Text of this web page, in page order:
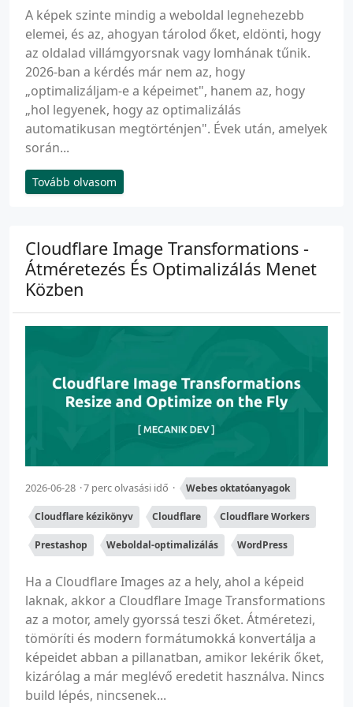
A képek szinte mindig a weboldal legnehezebb
elemei, és az, ahogyan tárolod őket, eldönti, hogy
az oldalad villámgyorsnak vagy lomhának tűnik.
2026-ban a kérdés már nem az, hogy
„optimalizáljam-e a képeimet", hanem az, hogy
„hol legyenek, hogy az optimalizálás
automatikusan megtörténjen". Évek után, amelyek
során...
Tovább olvasom
Cloudflare Image Transformations -
Átméretezés És Optimalizálás Menet
Közben
2026-06-28 7 perc olvasási idő Webes oktatóanyagok
Cloudflare kézikönyv Cloudflare Cloudflare Workers
Prestashop Weboldal-optimalizálás WordPress
Ha a Cloudflare Images az a hely, ahol a képeid
laknak, akkor a Cloudflare Image Transformations
az a motor, amely gyorssá teszi őket. Átméretezi,
tömöríti és modern formátumokká konvertálja a
képeidet abban a pillanatban, amikor lekérik őket,
kizárólag a már meglévő eredetit használva. Nincs
build lépés, nincsenek...